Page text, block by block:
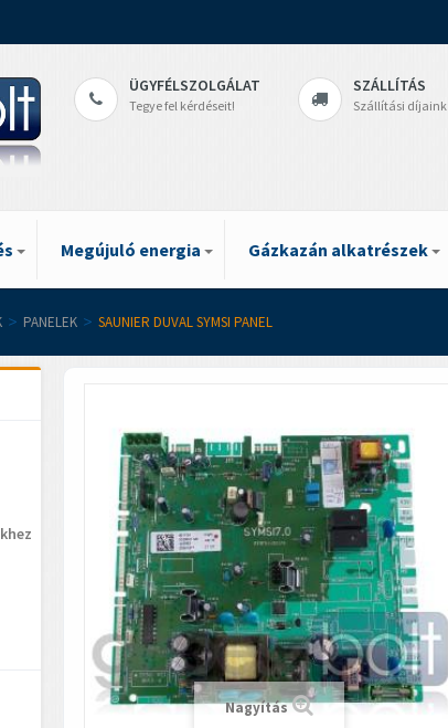
ÜGYFÉLSZOLGÁLAT
Tegye fel kérdéseit!
SZÁLLÍTÁS
Szállítási díjaink
Megújuló energia Gázkazán alkatrészek
> PANELEK > SAUNIER DUVAL SYMSI PANEL
Nagyítás